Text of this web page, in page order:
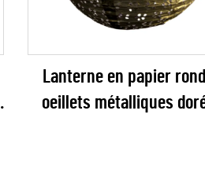
Lanterne en papier
oeillets métalliques